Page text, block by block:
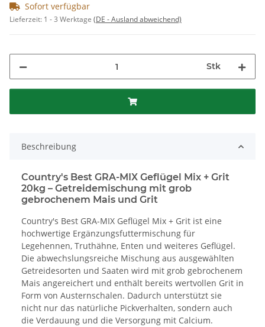
Sofort verfügbar
Lieferzeit: 1 - 3 Werktage (DE - Ausland abweichend)
Stk
Beschreibung
Country's Best GRA-MIX Geflügel Mix + Grit
20kg – Getreidemischung mit grob
gebrochenem Mais und Grit
Country's Best GRA-MIX Geflügel Mix + Grit ist eine
hochwertige Ergänzungsfuttermischung für
Legehennen, Truthähne, Enten und weiteres Geflügel.
Die abwechslungsreiche Mischung aus ausgewählten
Getreidesorten und Saaten wird mit grob gebrochenem
Mais angereichert und enthält bereits wertvollen Grit in
Form von Austernschalen. Dadurch unterstützt sie
nicht nur das natürliche Pickverhalten, sondern auch
die Verdauung und die Versorgung mit Calcium.